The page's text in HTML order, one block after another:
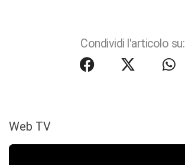
Condividi l'articolo su:
Web TV